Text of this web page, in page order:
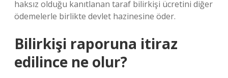
haksız olduğu kanıtlanan taraf bilirkişi ücretini diğer
ödemelerle birlikte devlet hazinesine öder.
Bilirkişi raporuna itiraz
edilince ne olur?